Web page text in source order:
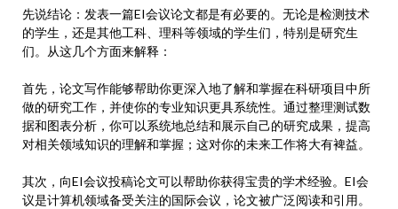
先说结论：发表一篇EI会议论文都是有必要的。无论是检测技术
的学生，还是其他工科、理科等领域的学生们，特别是研究生
们。从这几个方面来解释：
首先，论文写作能够帮助你更深入地了解和掌握在科研项目中所
做的研究工作，并使你的专业知识更具系统性。通过整理测试数
据和图表分析，你可以系统地总结和展示自己的研究成果，提高
对相关领域知识的理解和掌握；这对你的未来工作将大有裨益。
其次，向EI会议投稿论文可以帮助你获得宝贵的学术经验。EI会
议是计算机领域备受关注的国际会议，论文被广泛阅读和引用。